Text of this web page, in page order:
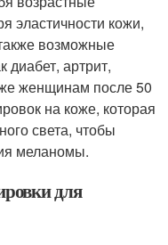
эластичности кожи,
возможные
диабет, артрит,
женщинам после 50
на коже, которая
света, чтобы
меланомы.
для